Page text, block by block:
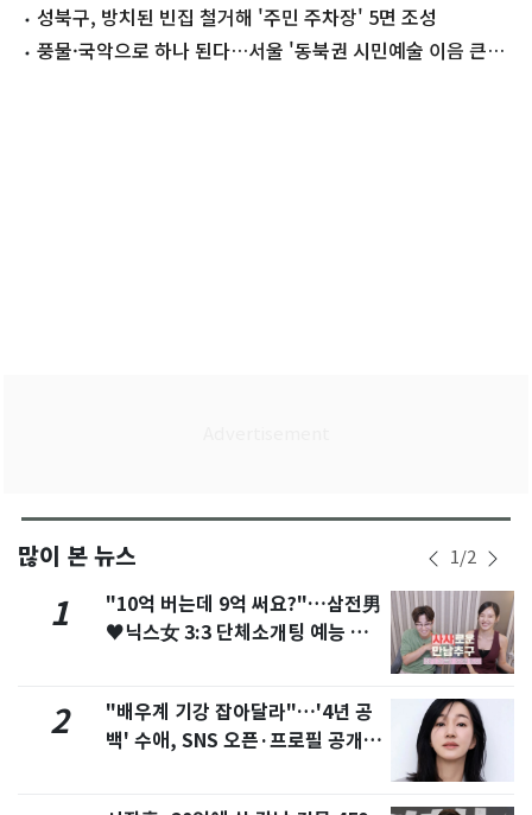
대'(종합)
성북구, 방치된 빈집 철거해 '주민 주차장' 5면 조성
풍물·국악으로 하나 된다…서울 '동북권 시민예술 이음 큰잔
많이 본 뉴스 1/2
1
"10억 버는데 9억 써요?"…삼전男
♥닉스女 3:3 단체소개팅 예능 화
2
"배우계 기강 잡아달라"…'4년 공
백' 수애, SNS 오픈·프로필 공개